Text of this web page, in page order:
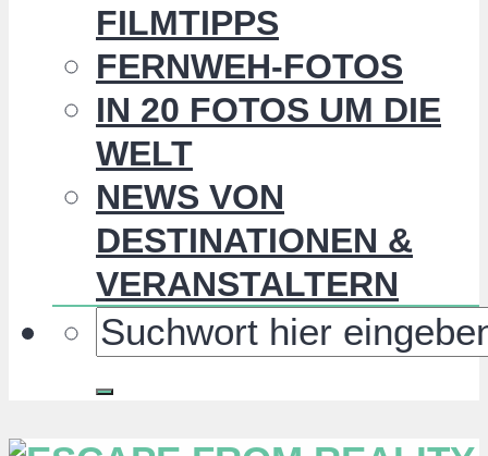
FILMTIPPS
FERNWEH-FOTOS
IN 20 FOTOS UM DIE
WELT
NEWS VON
DESTINATIONEN &
VERANSTALTERN